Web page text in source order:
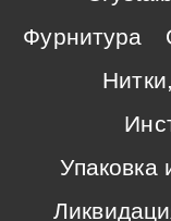
Фурнитура
Упаковка